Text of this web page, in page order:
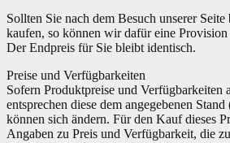
Sollten Sie nach dem Besuch unserer
kaufen, so können wir dafür eine
Der Endpreis für Sie bleibt identisch.
Preise und Verfügbarkeiten
Sofern Produktpreise und Verfügbarkeiten
entsprechen diese dem angegebenen
können sich ändern. Für den Kauf dieses
Angaben zu Preis und Verfügbarkeit, die